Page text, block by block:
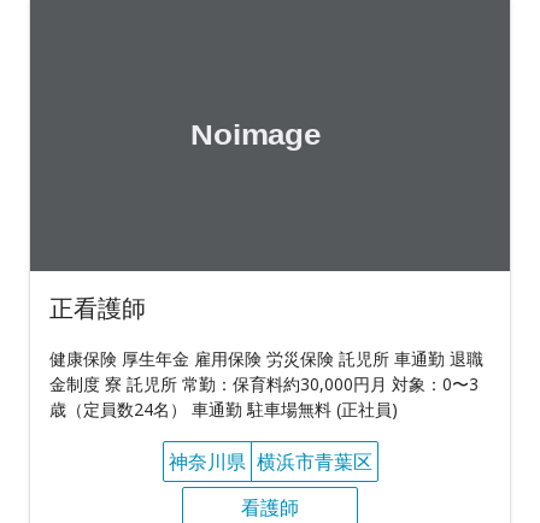
正看護師
健康保険 厚生年金 雇用保険 労災保険 託児所 車通勤 退職
金制度 寮 託児所 常勤：保育料約30,000円月 対象：0〜3
歳（定員数24名） 車通勤 駐車場無料 (正社員)
神奈川県 横浜市青葉区
看護師